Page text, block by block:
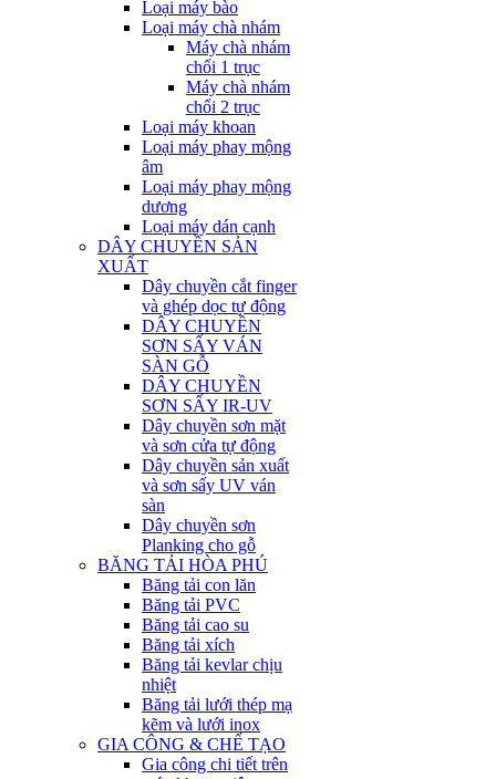
Loại máy bào
Loại máy chà nhám
Máy chà nhám
chổi 1 trục
Máy chà nhám
chổi 2 trục
Loại máy khoan
Loại máy phay mộng
âm
Loại máy phay mộng
dương
Loại máy dán cạnh
DÂY CHUYỀN SẢN
XUẤT
Dây chuyền cắt finger
và ghép dọc tự động
DÂY CHUYỀN
SƠN SẤY VÁN
SÀN GỖ
DÂY CHUYỀN
SƠN SẤY IR-UV
Dây chuyền sơn mặt
và sơn cửa tự động
Dây chuyền sản xuất
và sơn sấy UV ván
sàn
Dây chuyền sơn
Planking cho gỗ
BĂNG TẢI HÒA PHÚ
Băng tải con lăn
Băng tải PVC
Băng tải cao su
Băng tải xích
Băng tải kevlar chịu
nhiệt
Băng tải lưới thép mạ
kẽm và lưới inox
GIA CÔNG & CHẾ TẠO
Gia công chi tiết trên